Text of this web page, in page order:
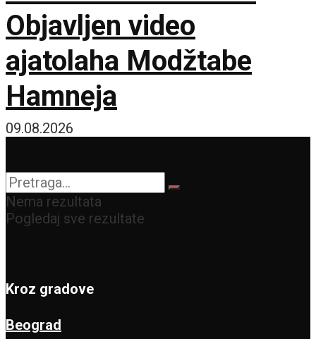
Objavljen video
ajatolaha Modžtabe
Hamneja
09.08.2026
Nema rezultata
Pogledaj sve rezultate
Kroz gradove
Beograd